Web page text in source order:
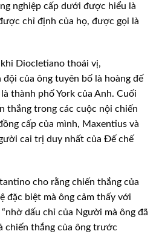
nghiệp cấp dưới được hiểu là
chỉ định của họ, được gọi là
Diocletiano thoái vị,
của ông tuyên bố là hoàng đế
thành phố York của Anh. Cuối
thắng trong các cuộc nội chiến
cấp của mình, Maxentius và
cai trị duy nhất của Đế chế
cho rằng chiến thắng của
đặc biệt mà ông cảm thấy với
dấu chỉ của Người mà ông đã
chiến thắng của ông trước